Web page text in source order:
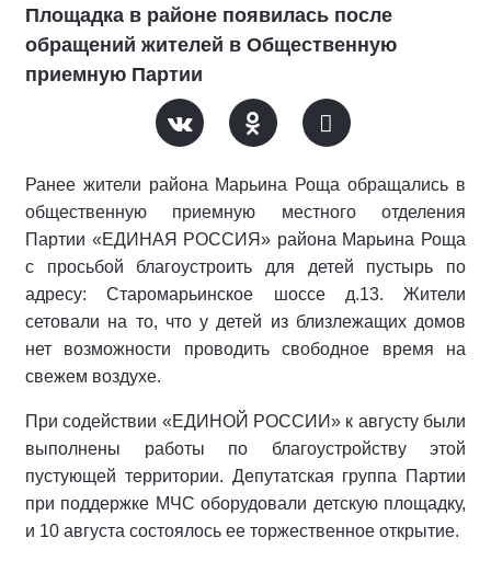
Площадка в районе появилась после
обращений жителей в Общественную
приемную Партии
Ранее жители района Марьина Роща обращались в
общественную приемную местного отделения
Партии «ЕДИНАЯ РОССИЯ» района Марьина Роща
с просьбой благоустроить для детей пустырь по
адресу: Старомарьинское шоссе д.13. Жители
сетовали на то, что у детей из близлежащих домов
нет возможности проводить свободное время на
свежем воздухе.
При содействии «ЕДИНОЙ РОССИИ» к августу были
выполнены работы по благоустройству этой
пустующей территории. Депутатская группа Партии
при поддержке МЧС оборудовали детскую площадку,
и 10 августа состоялось ее торжественное открытие.